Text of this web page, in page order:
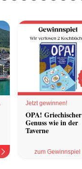
Jetzt gewinnen!
OPA! Griechischer
Genuss wie in der
Taverne
zum Gewinnspiel